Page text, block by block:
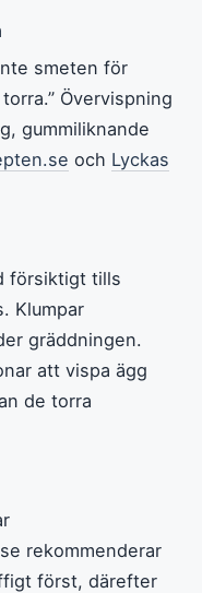
smeten för
Övervispning
gummiliknande
och Lyckas
försiktigt tills
Klumpar
gräddningen.
att vispa ägg
de torra
rekommenderar
först, därefter